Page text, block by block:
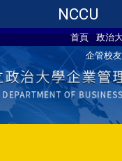
NCCU
首頁 政治
企管校